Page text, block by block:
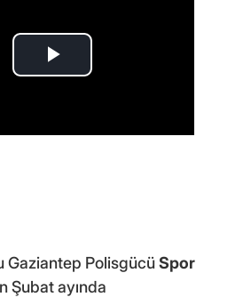
Gaziantep PolisgücüSpor
Şubat ayında